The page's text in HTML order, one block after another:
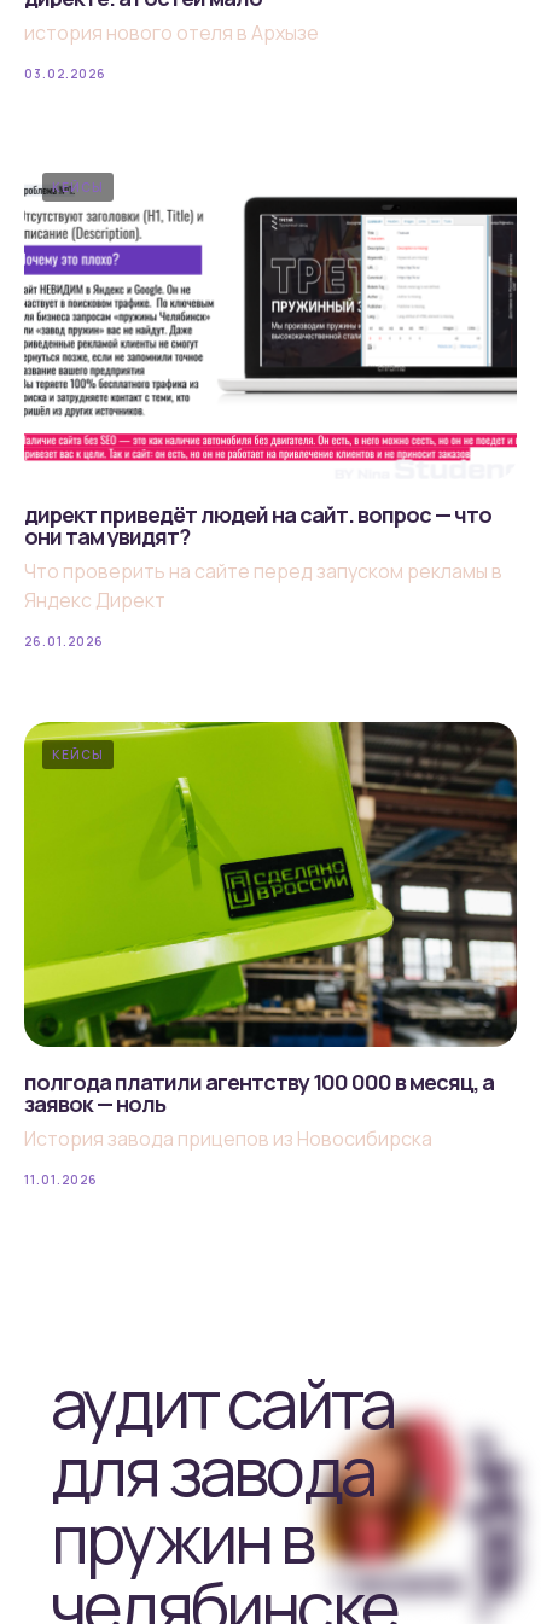
история нового отеля в Архызе
03.02.2026
КЕЙСЫ
директ приведёт людей на сайт. вопрос — что
они там увидят?
Что проверить на сайте перед запуском рекламы в
Яндекс Директ
26.01.2026
КЕЙСЫ
полгода платили агентству 100 000 в месяц, а
заявок — ноль
История завода прицепов из Новосибирска
11.01.2026